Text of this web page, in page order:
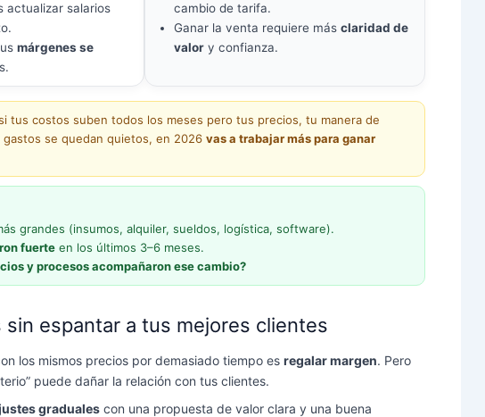
actualizar salarios
márgenes se
cambio de tarifa.
Ganar la venta requiere más claridad de
valor y confianza.
tus costos suben todos los meses pero tus precios, tu manera de
se quedan quietos, en 2026 vas a trabajar más para ganar
grandes (insumos, alquiler, sueldos, logística, software).
fuerte en los últimos 3–6 meses.
y procesos acompañaron ese cambio?
sin espantar a tus mejores clientes
los mismos precios por demasiado tiempo es regalar margen. Pero
puede dañar la relación con tus clientes.
graduales con una propuesta de valor clara y una buena